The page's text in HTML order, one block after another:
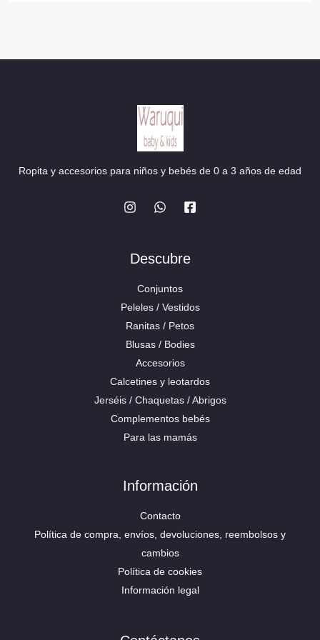
Ropita y accesorios para niños y bebés de 0 a 3 años de edad
Descubre
Conjuntos
Peleles / Vestidos
Ranitas / Petos
Blusas / Bodies
Accesorios
Calcetines y leotardos
Jerséis / Chaquetas / Abrigos
Complementos bebés
Para las mamás
Información
Contacto
Política de compra, envíos, devoluciones, reembolsos y
cambios
Política de cookies
Información legal